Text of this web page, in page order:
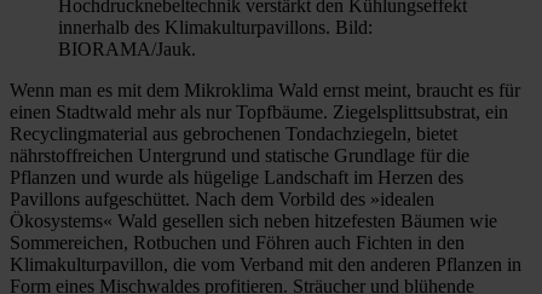
Hochdrucknebeltechnik verstärkt den Kühlungseffekt
innerhalb des Klimakulturpavillons. Bild:
BIORAMA/Jauk.
Wenn man es mit dem Mikroklima Wald ernst meint, braucht es für
einen Stadtwald mehr als nur Topfbäume. Ziegelsplittsubstrat, ein
Recyclingmaterial aus gebrochenen Tondachziegeln, bietet
nährstoffreichen Untergrund und statische Grundlage für die
Pflanzen und wurde als hügelige Landschaft im Herzen des
Pavillons aufgeschüttet. Nach dem Vorbild des »idealen
Ökosystems« Wald gesellen sich neben hitzefesten Bäumen wie
Sommereichen, Rotbuchen und Föhren auch Fichten in den
Klimakulturpavillon, die vom Verband mit den anderen Pflanzen in
Form eines Mischwaldes profitieren. Sträucher und blühende